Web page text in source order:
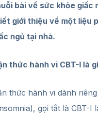
bài về sức khỏe
giới thiệu về một liệu
ngủ tại nhà.
thức hành vi CBT-I là
thức hành vi dành
gọi tắt là CBT-I